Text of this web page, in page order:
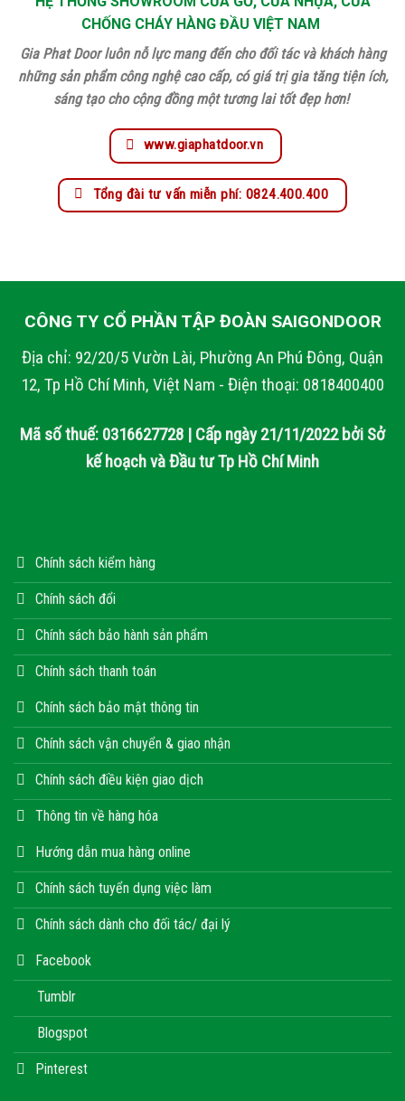
CHỐNG CHÁY HÀNG ĐẦU VIỆT NAM
Gia Phat Door luôn nỗ lực mang đến cho đối tác và khách hàng
những sản phẩm công nghệ cao cấp, có giá trị gia tăng tiện ích,
sáng tạo cho cộng đồng một tương lai tốt đẹp hơn!
www.giaphatdoor.vn
Tổng đài tư vấn miễn phí: 0824.400.400
CÔNG TY CỔ PHẦN TẬP ĐOÀN SAIGONDOOR
Địa chỉ: 92/20/5 Vườn Lài, Phường An Phú Đông, Quận
12, Tp Hồ Chí Minh, Việt Nam - Điện thoại: 0818400400
Mã số thuế: 0316627728 | Cấp ngày 21/11/2022 bởi Sở
kế hoạch và Đầu tư Tp Hồ Chí Minh
Chính sách kiểm hàng
Chính sách đổi
Chính sách bảo hành sản phẩm
Chính sách thanh toán
Chính sách bảo mật thông tin
Chính sách vận chuyển & giao nhận
Chính sách điều kiện giao dịch
Thông tin về hàng hóa
Hướng dẫn mua hàng online
Chính sách tuyển dụng việc làm
Chính sách dành cho đối tác/ đại lý
Facebook
Tumblr
Blogspot
Pinterest